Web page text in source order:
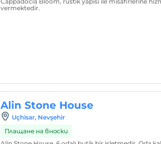
vermektedir.
Alin Stone House
Uçhisar, Nevşehir
Плащане на вноски